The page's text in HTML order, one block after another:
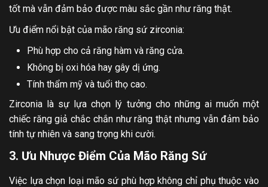
tốt mà vẫn đảm bảo được màu sắc gần như răng thật.
Ưu điểm nổi bật của mão răng sứ zirconia:
Phù hợp cho cả răng hàm và răng cửa.
Không bị oxi hóa hay gây dị ứng.
Tính thẩm mỹ và tuổi thọ cao.
Zirconia là sự lựa chọn lý tưởng cho những ai muốn một
chiếc răng giả chắc chắn như răng thật nhưng vẫn đảm bảo
tính tự nhiên và sang trọng khi cười.
3. Ưu Nhược Điểm Của Mão Răng Sứ
Việc lựa chọn loại mão sứ phù hợp không chỉ phụ thuộc vào